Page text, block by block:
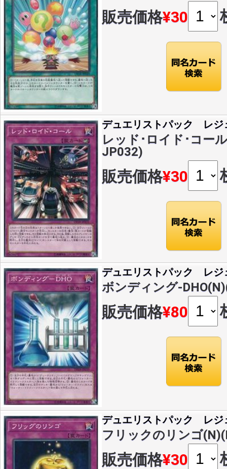
販売価格¥30
デュエリストパック レジ
レッド･ロイド･コー
JP032)
販売価格¥30
デュエリストパック レジ
ボンディング-
販売価格¥80
デュエリストパック レジ
フリックのリンゴ
販売価格¥30